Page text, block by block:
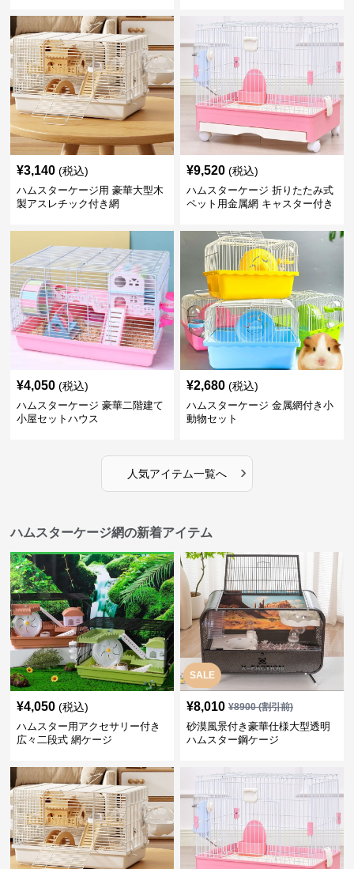
¥3,140 (税込)
ハムスターケージ用 豪華大型木
製アスレチック付き網
¥9,520 (税込)
ハムスターケージ 折りたたみ式
ペット用金属網 キャスター付き
¥4,050 (税込)
ハムスターケージ 豪華二階建て
小屋セットハウス
¥2,680 (税込)
ハムスターケージ 金属網付き小
動物セット
人気アイテム一覧へ ›
ハムスターケージ網の新着アイテム
¥4,050 (税込)
ハムスター用アクセサリー付き
広々二段式 網ケージ
SALE
¥8,010 ¥8900(割引前)
砂漠風景付き豪華仕様大型透明
ハムスター鋼ケージ